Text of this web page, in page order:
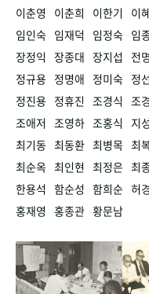
이춘영
이춘희 이한기 이
임인숙 임재덕 임정숙 임
장정익 장종대 장지섭 전
정규용 정명애 정미숙 정
정진용 정휴진 조경식 조
조애저 조영하 조홍식 지
최기동 최동환 최병목 최
최순옥 최인현 최정은 최
한용석 함순성 함희순 허
홍재영 홍종관 황문남